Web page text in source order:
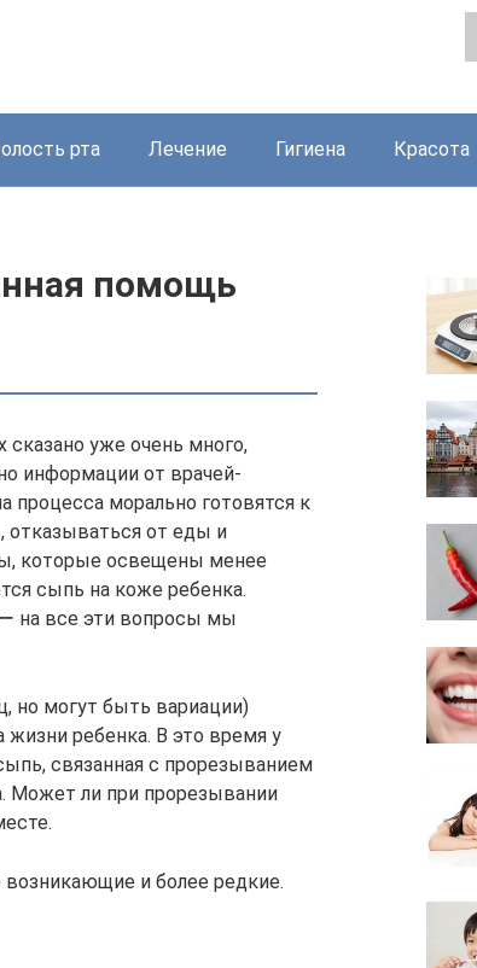
рта Лечение Гигиена Красота
помощь
уже очень много,
информации от врачей-
процесса морально готовятся к
отказываться от еды и
которые освещены менее
сыпь на коже ребенка.
на все эти вопросы мы
но могут быть вариации)
жизни ребенка. В это время у
связанная с прорезыванием
Может ли при прорезывании
и более редкие.